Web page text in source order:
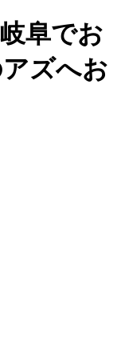
阜でお
ズへお